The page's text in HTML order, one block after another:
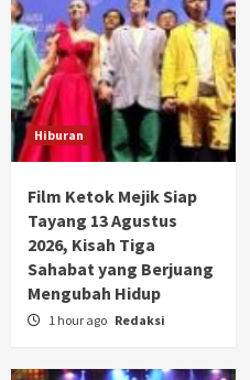
Hiburan
Film Ketok Mejik Siap
Tayang 13 Agustus
2026, Kisah Tiga
Sahabat yang Berjuang
Mengubah Hidup
1 hour ago Redaksi